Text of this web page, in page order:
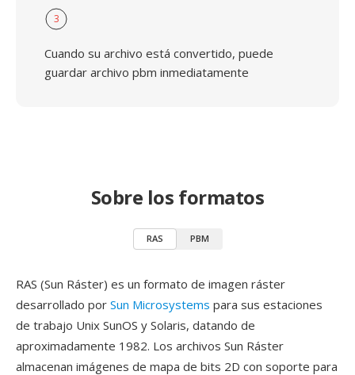
3
Cuando su archivo está convertido, puede
guardar archivo pbm inmediatamente
Sobre los formatos
RAS PBM
RAS (Sun Ráster) es un formato de imagen ráster
desarrollado por Sun Microsystems para sus estaciones
de trabajo Unix SunOS y Solaris, datando de
aproximadamente 1982. Los archivos Sun Ráster
almacenan imágenes de mapa de bits 2D con soporte para